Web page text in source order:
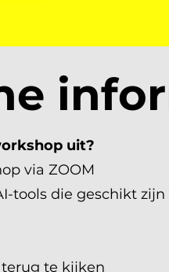
uit?
via ZOOM
tools die geschikt zijn
te kijken